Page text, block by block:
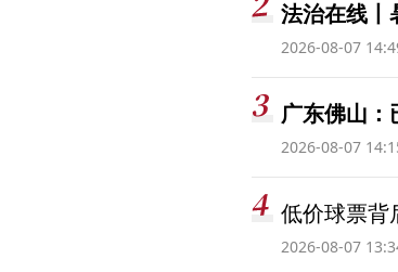
法治在线丨
2026-08-07
广东佛山：
2026-08-07
低价球票背
2026-08-07